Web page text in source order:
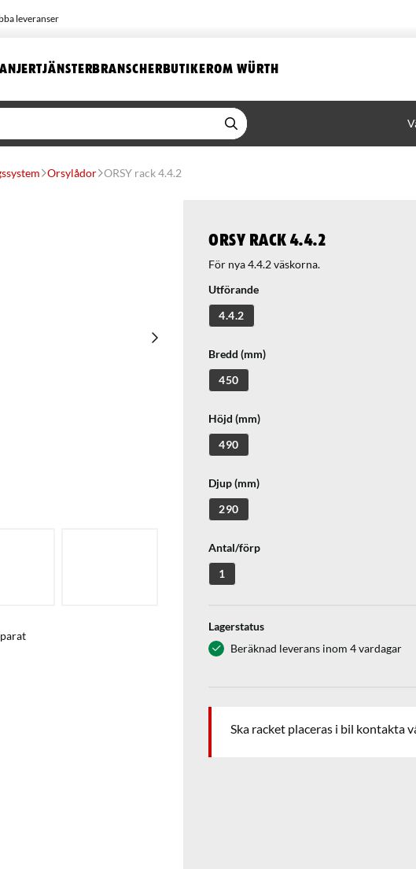
leveranser
TJÄNSTERBRANSCHERBUTIKEROM WÜRTH
Orsylådor ORSY rack 4.4.2
ORSY rack 4.4.2
För nya 4.4.2 väskorna.
Utförande
4.4.2
Bredd (mm)
450
Höjd (mm)
490
Djup (mm)
290
Antal/förp
1
Lagerstatus
Beräknad leverans inom 4 vardagar
Ska racket placeras i bil kontakta